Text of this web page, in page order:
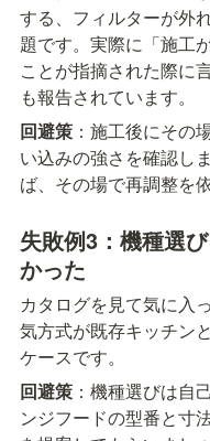
する、フィルターが外
題です。実際に「施工
ことが指摘された際に
も報告されています。
回避策 ：施工後にその
い込みの強さを確認し
ば、その場で再調整を
失敗例3：機種選
かった
カタログを見て気に入
気方式が既存キッチン
ケースです。
回避策 ：機種選びは自
ンジフードの型番と寸